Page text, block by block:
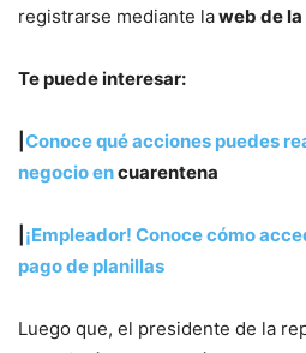
registrarse mediante laweb de la
Te puede interesar:
Conoce qué acciones puedes
negocio encuarentena
¡Empleador! Conoce cómo
pago de planillas
Luego que, el presidente de la